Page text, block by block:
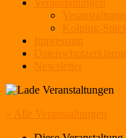
Veranstaltungen
Kolping-
Impressum
Newsletter
« Alle Veranstaltungen